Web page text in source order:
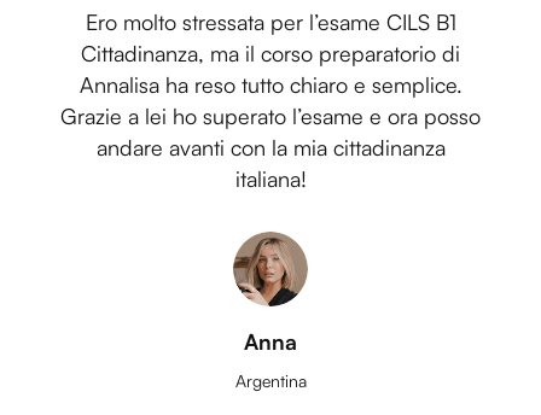
Ero molto stressata per l’esame CILS B1
Cittadinanza, ma il corso preparatorio di
Annalisa ha reso tutto chiaro e semplice.
Grazie a lei ho superato l’esame e ora posso
andare avanti con la mia cittadinanza
italiana!
Anna
Argentina